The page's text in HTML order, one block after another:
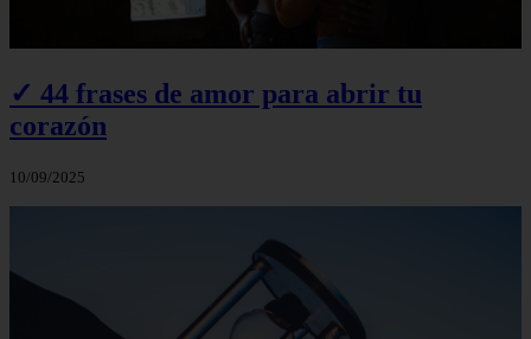
✓ 44 frases de amor para abrir tu
corazón
10/09/2025